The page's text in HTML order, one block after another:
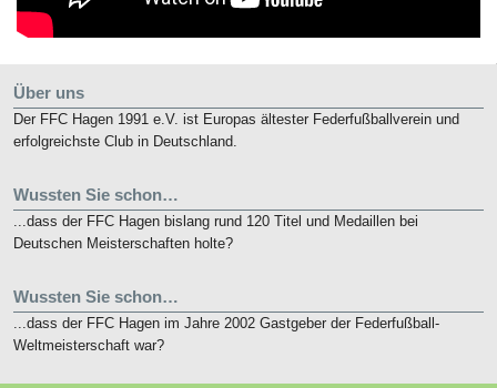
Über uns
Der FFC Hagen 1991 e.V. ist Europas ältester Federfußballverein und
erfolgreichste Club in Deutschland.
Wussten Sie schon…
...dass der FFC Hagen bislang rund 120 Titel und Medaillen bei
Deutschen Meisterschaften holte?
Wussten Sie schon…
...dass der FFC Hagen im Jahre 2002 Gastgeber der Federfußball-
Weltmeisterschaft war?